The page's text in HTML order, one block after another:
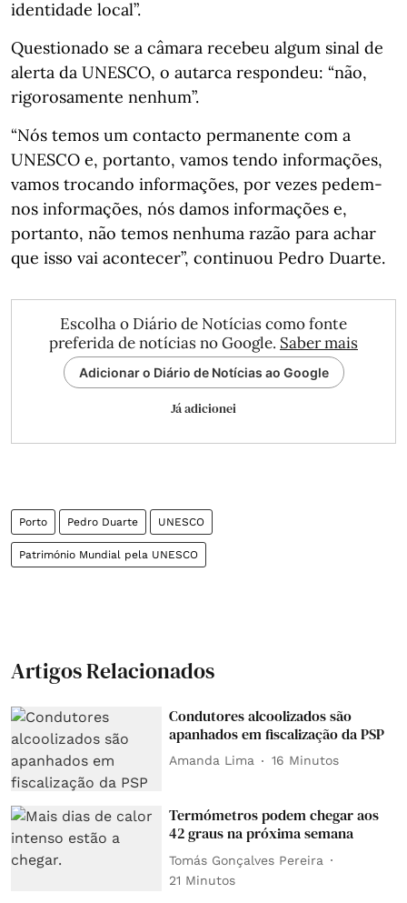
identidade local”.
Questionado se a câmara recebeu algum sinal de
alerta da UNESCO, o autarca respondeu: “não,
rigorosamente nenhum”.
“Nós temos um contacto permanente com a
UNESCO e, portanto, vamos tendo informações,
vamos trocando informações, por vezes pedem-
nos informações, nós damos informações e,
portanto, não temos nenhuma razão para achar
que isso vai acontecer”, continuou Pedro Duarte.
Escolha o Diário de Notícias como fonte
preferida de notícias no Google. Saber mais
Adicionar o Diário de Notícias ao Google
Já adicionei
Porto Pedro Duarte UNESCO
Património Mundial pela UNESCO
Artigos Relacionados
Condutores alcoolizados são
apanhados em fiscalização da PSP
Amanda Lima 16 Minutos
Termómetros podem chegar aos
42 graus na próxima semana
Tomás Gonçalves Pereira
21 Minutos